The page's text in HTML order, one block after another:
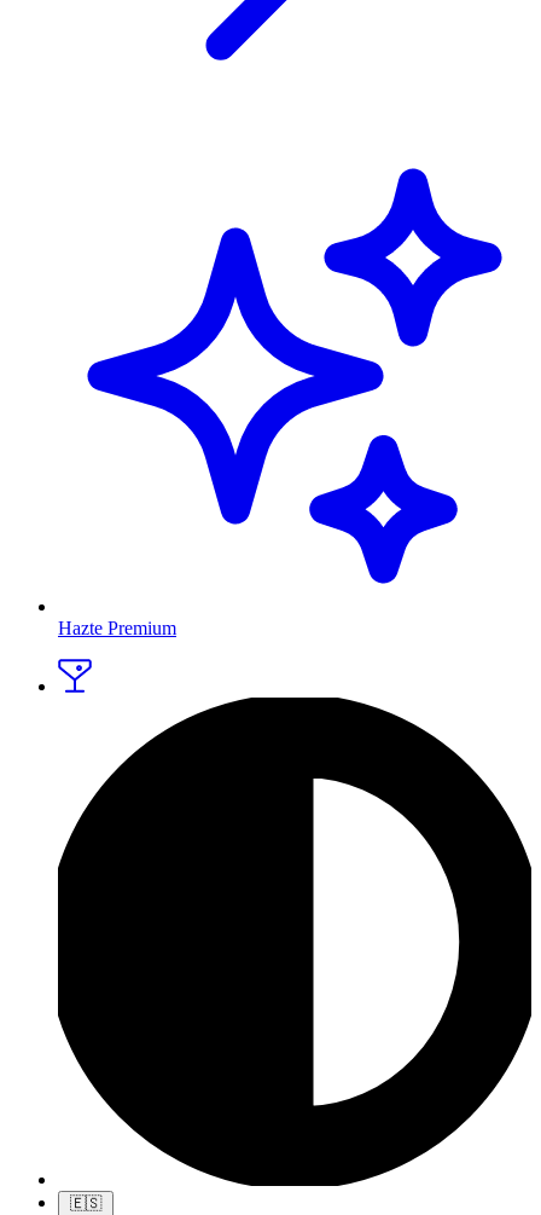
Hazte Premium
🇪🇸